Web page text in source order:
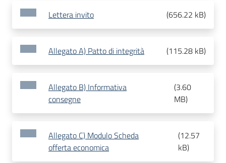
Lettera invito (656.22 kB)
Allegato A) Patto di integrità (115.28 kB)
Allegato B) Informativa
consegne
(3.60
MB)
Allegato C) Modulo Scheda
offerta economica
(12.57
kB)